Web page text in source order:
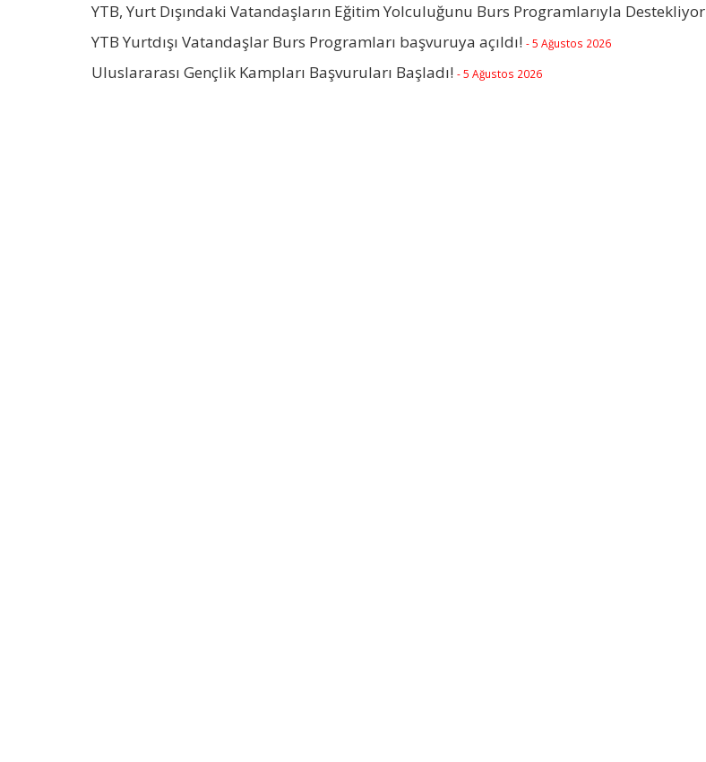
YTB, Yurt Dışındaki Vatandaşların Eğitim Yolculuğunu Burs Programlarıyla Destekliyor
YTB Yurtdışı Vatandaşlar Burs Programları başvuruya açıldı! - 5 Ağustos 2026
Uluslararası Gençlik Kampları Başvuruları Başladı! - 5 Ağustos 2026